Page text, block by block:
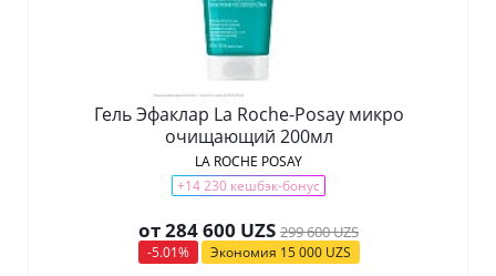
Гель Эфаклар La Roche-Posay микро
очищающий 200мл
LA ROCHE POSAY
+14 230 кешбэк-бонус
от284 600 UZS 299 600 UZS
-5.01% Экономия 15 000 UZS